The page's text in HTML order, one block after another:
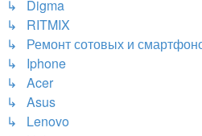
↳ Digma
↳ RITMIX
↳ Ремонт сотовых и
↳ Iphone
↳ Acer
↳ Asus
↳ Lenovo